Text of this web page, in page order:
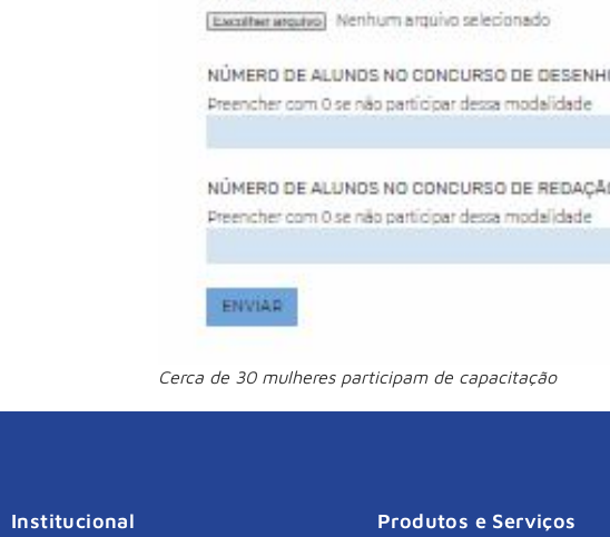
Cerca de 30 mulheres participam de capacitação
Institucional Produtos e Serviços